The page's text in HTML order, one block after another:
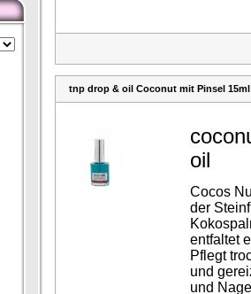
tnp drop & oil Coconut mit Pinsel 15ml
oil
Cocos
der
entfaltet
Pflegt
und
und